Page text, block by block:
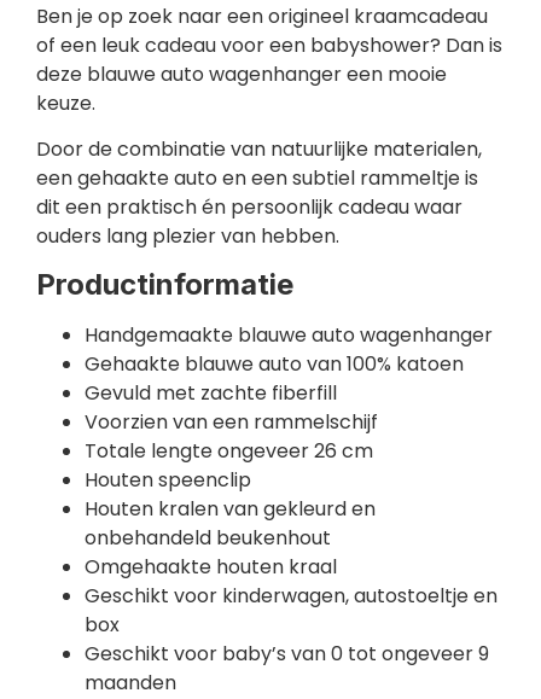
Ben je op zoek naar een origineel kraamcadeau
of een leuk cadeau voor een babyshower? Dan is
deze blauwe auto wagenhanger een mooie
keuze.
Door de combinatie van natuurlijke materialen,
een gehaakte auto en een subtiel rammeltje is
dit een praktisch én persoonlijk cadeau waar
ouders lang plezier van hebben.
Productinformatie
Handgemaakte blauwe auto wagenhanger
Gehaakte blauwe auto van 100% katoen
Gevuld met zachte fiberfill
Voorzien van een rammelschijf
Totale lengte ongeveer 26 cm
Houten speenclip
Houten kralen van gekleurd en
onbehandeld beukenhout
Omgehaakte houten kraal
Geschikt voor kinderwagen, autostoeltje en
box
Geschikt voor baby’s van 0 tot ongeveer 9
maanden